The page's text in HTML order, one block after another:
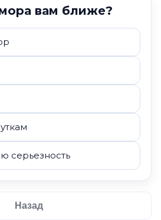
вам ближе?
серьезность
Назад